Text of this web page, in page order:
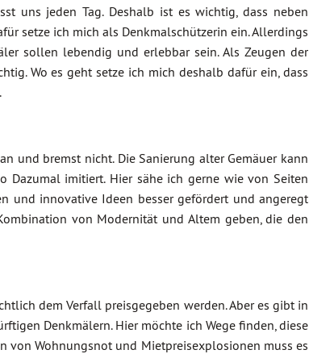
uns jeden Tag. Deshalb ist es wichtig, dass neben
setze ich mich als Denkmalschützerin ein. Allerdings
sollen lebendig und erlebbar sein. Als Zeugen der
Wo es geht setze ich mich deshalb dafür ein, dass
und bremst nicht. Die Sanierung alter Gemäuer kann
Dazumal imitiert. Hier sähe ich gerne wie von Seiten
und innovative Ideen besser gefördert und angeregt
von Modernität und Altem geben, die den
dem Verfall preisgegeben werden. Aber es gibt in
Denkmälern. Hier möchte ich Wege finden, diese
von Wohnungsnot und Mietpreisexplosionen muss es